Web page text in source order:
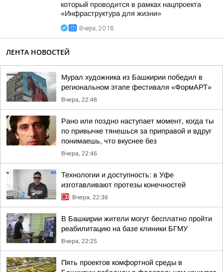
который проводится в рамках нацпроекта
«Инфраструктура для жизни»
Вчера, 20:18
ЛЕНТА НОВОСТЕЙ
Мурал художника из Башкирии победил в
региональном этапе фестиваля «ФормАРТ»
Вчера, 22:48
Рано или поздно наступает момент, когда ты
по привычке тянешься за приправой и вдруг
понимаешь, что вкуснее без
Вчера, 22:46
Технологии и доступность: в Уфе
изготавливают протезы конечностей
Вчера, 22:36
В Башкирии жители могут бесплатно пройти
реабилитацию на базе клиники БГМУ
Вчера, 22:25
Пять проектов комфортной среды в